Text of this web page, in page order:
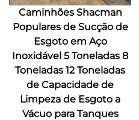
Caminhões Shacman
Populares de Sucção de
Esgoto em Aço
Inoxidável 5 Toneladas 8
Toneladas 12 Toneladas
de Capacidade de
Limpeza de Esgoto a
Vácuo para Tanques